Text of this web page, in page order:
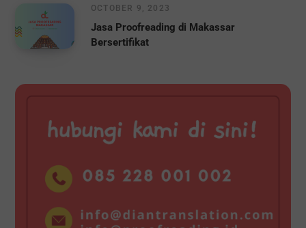
OCTOBER 9, 2023
Jasa Proofreading di Makassar
Bersertifikat